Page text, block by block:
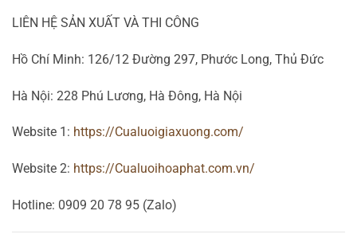
LIÊN HỆ SẢN XUẤT VÀ THI CÔNG
Hồ Chí Minh: 126/12 Đường 297, Phước Long, Thủ Đức
Hà Nội: 228 Phú Lương, Hà Đông, Hà Nội
Website 1: https://Cualuoigiaxuong.com/
Website 2: https://Cualuoihoaphat.com.vn/
Hotline: 0909 20 78 95 (Zalo)